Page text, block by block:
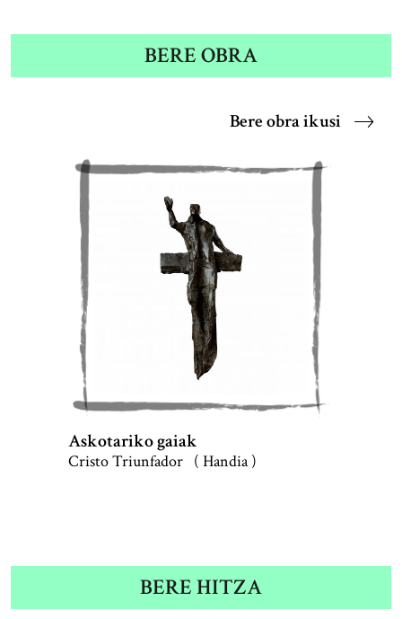
BERE OBRA
Bere obra ikusi
Askotariko gaiak
Cristo Triunfador ( Handia )
BERE HITZA